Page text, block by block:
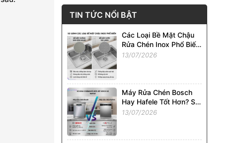
TIN TỨC NỔI BẬT
Các Loại Bề Mặt Chậu
Rửa Chén Inox Phổ Biến
Tại Việt Nam. So Sánh
13/07/2026
Máy Rửa Chén Bosch
Hay Hafele Tốt Hơn? So
Sánh Chi Tiết Từ A - Z
13/07/2026